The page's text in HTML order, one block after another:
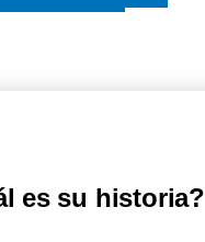
es su historia?